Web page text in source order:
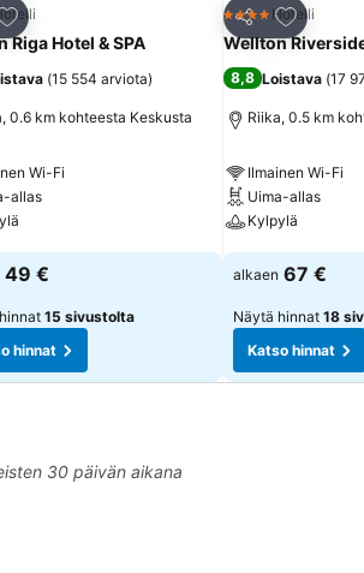
suosikkeihin
Riga Hotel & SPA
(15 554 arviota)
0.6 km kohteesta Keskusta
Wi-Fi
allas
49 €
15 sivustolta
hinnat
Jaa
Lisää
4 Tähtiluokitus
Hotelli
Wellton
8,8 Loistava (17
Riika, 0.5 km
Ilmainen Wi-Fi
Uima-allas
Kylpylä
Katso hinnat
alkaen 67 €
Näytä hinnat 18
Katso hinnat
30 päivän aikana